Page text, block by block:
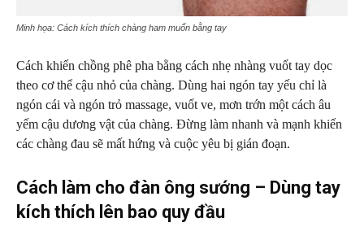
Minh họa: Cách kích thích chàng ham muốn bằng tay
Cách khiến chồng phê pha bằng cách nhẹ nhàng vuốt tay dọc
theo cơ thể cậu nhỏ của chàng. Dùng hai ngón tay yếu chỉ là
ngón cái và ngón trỏ massage, vuốt ve, mơn trớn một cách âu
yếm cậu dương vật của chàng. Đừng làm nhanh và mạnh khiến
các chàng đau sẽ mất hứng và cuộc yêu bị gián đoạn.
Cách làm cho đàn ông sướng – Dùng tay
kích thích lên bao quy đầu